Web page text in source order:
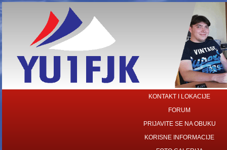
KONTAKT I LOKACIJE
FORUM
PRIJAVITE SE NA OBUKU
KORISNE INFORMACIJE